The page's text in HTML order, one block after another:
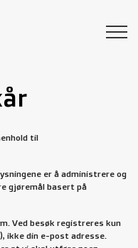
til
er å administrere og
gjøremål basert på
Ved besøk registreres kun
ikke din e-post adresse.